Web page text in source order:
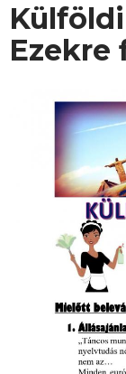
Ezekre